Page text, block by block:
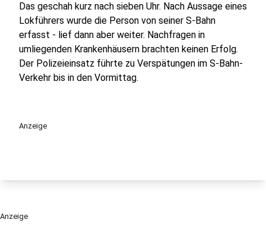
Das geschah kurz nach sieben Uhr. Nach Aussage eines
Lokführers wurde die Person von seiner S-Bahn
erfasst - lief dann aber weiter. Nachfragen in
umliegenden Krankenhäusern brachten keinen Erfolg.
Der Polizeieinsatz führte zu Verspätungen im S-Bahn-
Verkehr bis in den Vormittag.
Anzeige
Anzeige